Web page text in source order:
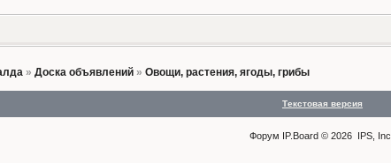
»Доска объявлений »Овощи, растения, ягоды, грибы
Текстовая версия
Форум IP.Board © 2026 IPS, Inc